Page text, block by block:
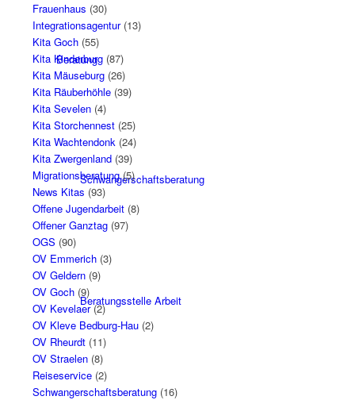
Beratung
Schwangerschaftsberatung
Beratungsstelle Arbeit
Frauenhaus (30)
Integrationsagentur(13)
Kita Goch(55)
Kita Kinderburg(87)
Kita Mäuseburg(26)
Kita Räuberhöhle(39)
Kita Sevelen(4)
Kita Storchennest(25)
Kita Wachtendonk(24)
Kita Zwergenland(39)
Migrationsberatung(5)
News Kitas (93)
Offene Jugendarbeit(8)
Offener Ganztag(97)
OGS (90)
OV Emmerich(3)
OV Geldern(9)
OV Goch(9)
OV Kevelaer(2)
OV Kleve Bedburg-Hau(2)
OV Rheurdt(11)
OV Straelen(8)
Reiseservice(2)
Schwangerschaftsberatung(16)